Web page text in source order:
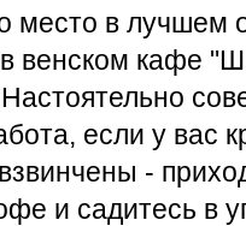
место в лучшем
в венском кафе
если у вас
-
и садитесь в